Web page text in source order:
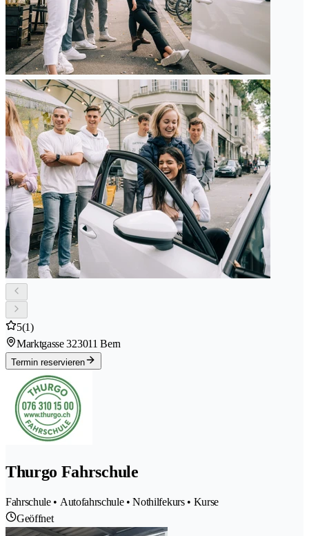
5(1)
Marktgasse 323011 Bern
Termin reservieren
Thurgo Fahrschule
Fahrschule • Autofahrschule • Nothilfekurs • Kurse
Geöffnet